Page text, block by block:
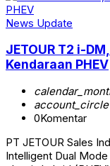
News Update
JETOUR T2 i-
Kendaraan PHEV
account_circle
0Komentar
PT JETOUR Sales
Intelligent Dual